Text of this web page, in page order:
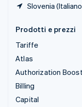
Slovenia
Prodotti e prezzi
Tariffe
Atlas
Authorization Boost
Billing
Capital